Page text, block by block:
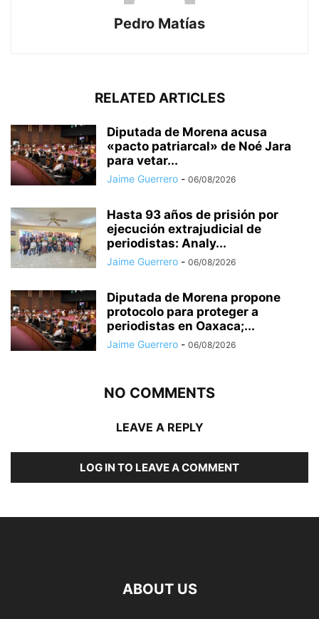
Pedro Matías
RELATED ARTICLES
Diputada de Morena acusa
«pacto patriarcal» de Noé Jara
para vetar...
Jaime Guerrero - 06/08/2026
Hasta 93 años de prisión por
ejecución extrajudicial de
periodistas: Analy...
Jaime Guerrero - 06/08/2026
Diputada de Morena propone
protocolo para proteger a
periodistas en Oaxaca;...
Jaime Guerrero - 06/08/2026
NO COMMENTS
LEAVE A REPLY
LOG IN TO LEAVE A COMMENT
ABOUT US